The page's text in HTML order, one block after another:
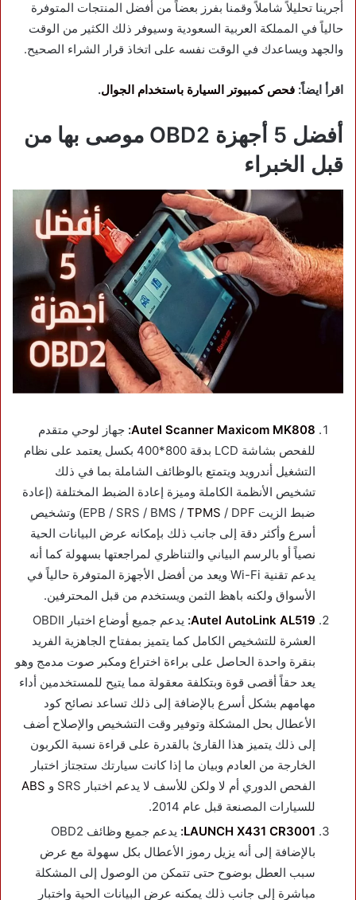
أجرينا تحليلاً شاملاً وقمنا بفرز بعضاً من أفضل المنتجات المتوفرة
حالياً في المملكة العربية السعودية وسيوفر ذلك الكثير من الوقت
والجهد ويساعدك في الوقت نفسه على اتخاذ قرار الشراء الصحيح.
اقرأ ايضاً: فحص كمبيوتر السيارة باستخدام الجوال.
أفضل 5 أجهزة OBD2 موصى بها من
قبل الخبراء
Autel Scanner Maxicom MK808
: جهاز لوحي متقدم
للفحص بشاشة LCD بدقة 800*400 بكسل يعتمد على نظام
التشغيل أندرويد ويتمتع بالوظائف الشاملة بما في ذلك
تشخيص الأنظمة الكاملة وميزة إعادة الضبط المختلفة (إعادة
ضبط الزيت EPB / SRS / BMS /
TPMS
/ DPF) وتشخيص
أسرع وأكثر دقة إلى جانب ذلك بإمكانه عرض البيانات الحية
نصياً أو بالرسم البياني والتناظري لمراجعتها بسهولة كما أنه
يدعم تقنية Wi-Fi ويعد من أفضل الأجهزة المتوفرة حالياً في
الأسواق ولكنه باهظ الثمن ويستخدم من قبل المحترفين.
Autel AutoLink AL519
:
يدعم جميع أوضاع اختبار OBDII
العشرة للتشخيص الكامل كما يتميز بمفتاح الجاهزية الفريد
بنقرة واحدة الحاصل على براءة اختراع ومكبر صوت مدمج وهو
يعد حقاً أقصى قوة وبتكلفة معقولة مما يتيح للمستخدمين أداء
مهامهم بشكل أسرع بالإضافة إلى ذلك تساعد نصائح كود
الأعطال بحل المشكلة وتوفير وقت التشخيص والإصلاح أضف
إلى ذلك يتميز هذا القارئ بالقدرة على قراءة نسبة الكربون
الخارجة من العادم وبيان ما إذا كانت سيارتك ستجتاز اختبار
الفحص الدوري أم لا ولكن للأسف لا يدعم اختبار SRS و
ABS
للسيارات المصنعة قبل عام 2014.
LAUNCH X431 CR3001
:
يدعم جميع وظائف OBD2
بالإضافة إلى أنه يزيل رموز الأعطال بكل سهولة مع عرض
سبب العطل بوضوح حتى تتمكن من الوصول إلى المشكلة
مباشرة إلى جانب ذلك يمكنه عرض البيانات الحية واختبار